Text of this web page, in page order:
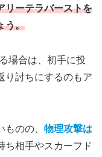
リーテラバーストを
う。
場合は、初手に投
り討ちにするのもア
のの、 物理攻撃は
ち相手やスカーフド